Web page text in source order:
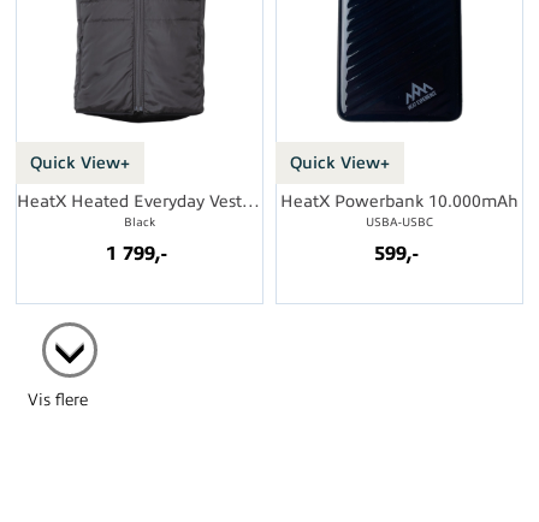
Quick View+
HeatX Heated Everyday Vest Mens
Black
1 799,-
Quick View+
HeatX Powerbank 10.000mAh
USBA-USBC
599,-
Vis flere